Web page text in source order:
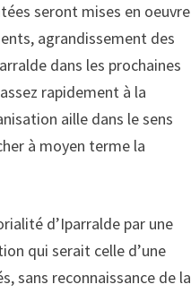
seront mises en oeuvre
agrandissement des
dans les prochaines
rapidement à la
aille dans le sens
à moyen terme la
d’Iparralde par une
qui serait celle d’une
sans reconnaissance de la